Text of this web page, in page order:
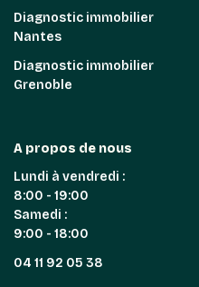
Diagnostic immobilier
Nantes
Diagnostic immobilier
Grenoble
A propos de nous
Lundi à vendredi :
8:00 - 19:00
Samedi :
9:00 - 18:00
04 11 92 05 38